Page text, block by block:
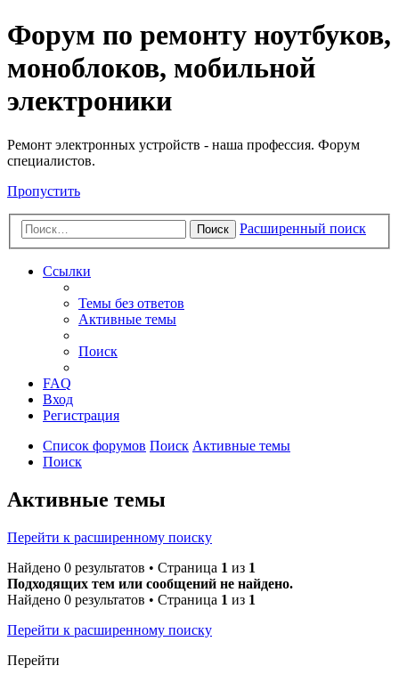
Регистрация
Форум по ремонту ноутбуков,
моноблоков, мобильной
электроники
Ремонт электронных устройств - наша профессия. Форум
специалистов.
Пропустить
Поиск Расширенный поиск
Ссылки
Темы без ответов
Активные темы
Поиск
FAQ
Вход
Регистрация
Список форумов Поиск Активные темы
Поиск
Активные темы
Перейти к расширенному поиску
Найдено 0 результатов • Страница 1 из 1
Подходящих тем или сообщений не найдено.
Найдено 0 результатов • Страница 1 из 1
Перейти к расширенному поиску
Перейти